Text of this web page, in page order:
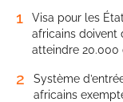
1
Visa pour les
africains doivent
atteindre 20.000
2
Système
africains